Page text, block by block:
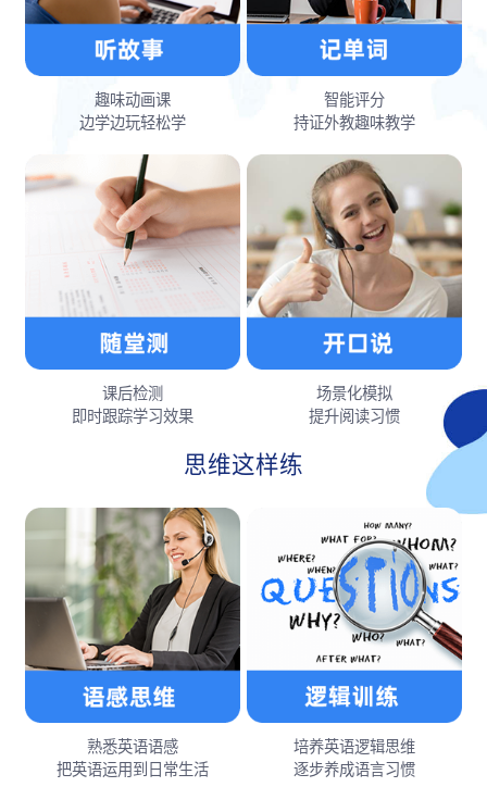
趣味动画课
边学边玩轻松学
智能评分
持证外教趣味教学
课后检测
即时跟踪学习效果
场景化模拟
提升阅读习惯
思维这样练
熟悉英语语感
把英语运用到日常生活
培养英语逻辑思维
逐步养成语言习惯